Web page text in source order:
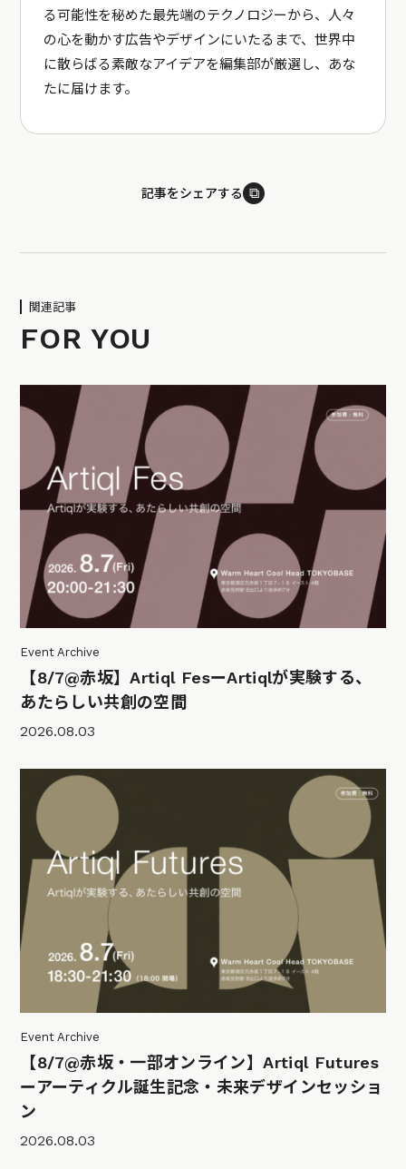
る可能性を秘めた最先端のテクノロジーから、人々
の心を動かす広告やデザインにいたるまで、世界中
に散らばる素敵なアイデアを編集部が厳選し、あな
たに届けます。
記事をシェアする ⧉
関連記事
FOR YOU
Event Archive
【8/7@赤坂】Artiql FesーArtiqlが実験する、
あたらしい共創の空間
2026.08.03
Event Archive
【8/7@赤坂・一部オンライン】Artiql Futures
ーアーティクル誕生記念・未来デザインセッショ
ン
2026.08.03